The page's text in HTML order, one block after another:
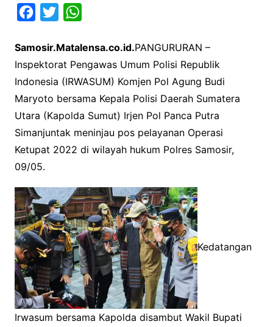
c
e
b
o
o
k
i
t
e
r
a
t
s
A
p
p
Samosir.Matalensa.co.id.PANGURURAN –
Inspektorat Pengawas Umum Polisi Republik
Indonesia (IRWASUM) Komjen Pol Agung Budi
Maryoto bersama Kepala Polisi Daerah Sumatera
Utara (Kapolda Sumut) Irjen Pol Panca Putra
Simanjuntak meninjau pos pelayanan Operasi
Ketupat 2022 di wilayah hukum Polres Samosir,
09/05.
Kedatangan
Irwasum bersama Kapolda disambut Wakil Bupati